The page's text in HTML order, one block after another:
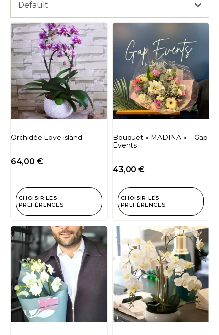
Default
Orchidée Love island
64,00 €
CHOISIR LES
PRÉFÉRENCES
Bouquet « MADINA » – Gap
Events
43,00 €
CHOISIR LES
PRÉFÉRENCES